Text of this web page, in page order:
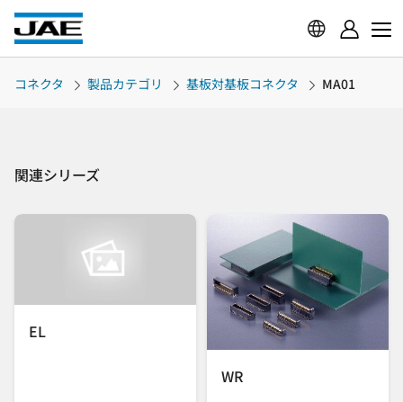
コネクタ 製品カテゴリ 基板対基板コネクタ MA01
関連シリーズ
EL
WR